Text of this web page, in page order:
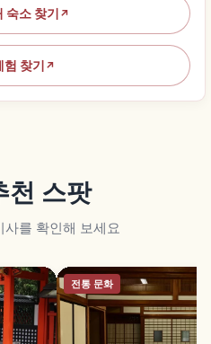
숙소 찾기↗
험 찾기 ↗
천 스팟
사를 확인해 보세요
전통 문화